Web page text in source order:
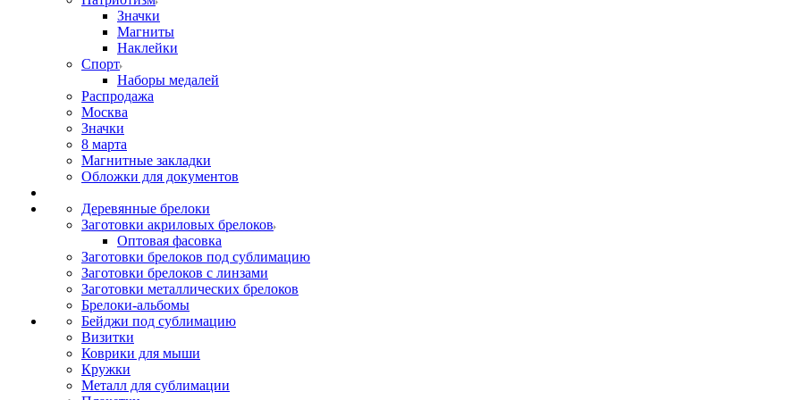
Значки
Магниты
Наклейки
Спорт
Наборы медалей
Распродажа
Москва
Значки
8 марта
Магнитные закладки
Обложки для документов
Деревянные брелоки
Заготовки акриловых брелоков
Оптовая фасовка
Заготовки брелоков под сублимацию
Заготовки брелоков с линзами
Заготовки металлических брелоков
Брелоки-альбомы
Бейджи под сублимацию
Визитки
Коврики для мыши
Кружки
Металл для сублимации